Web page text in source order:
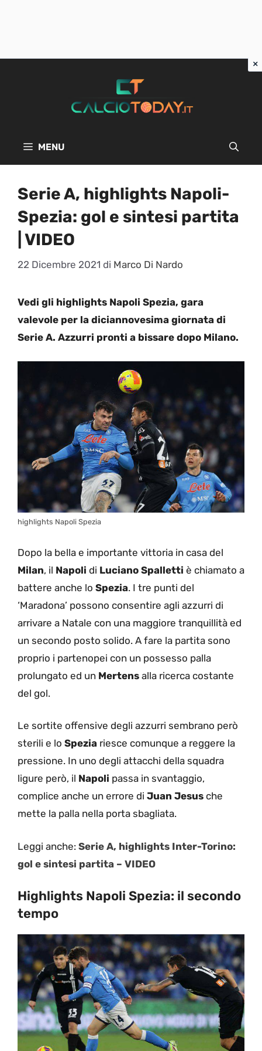
MENU
Serie A, highlights Napoli-
Spezia: gol e sintesi partita
| VIDEO
22 Dicembre 2021 di Marco Di Nardo
Vedi gli highlights Napoli Spezia, gara
valevole per la diciannovesima giornata di
Serie A. Azzurri pronti a bissare dopo Milano.
highlights Napoli Spezia
Dopo la bella e importante vittoria in casa del
Milan, il Napoli di Luciano Spalletti è chiamato a
battere anche lo Spezia. I tre punti del
‘Maradona’ possono consentire agli azzurri di
arrivare a Natale con una maggiore tranquillità ed
un secondo posto solido. A fare la partita sono
proprio i partenopei con un possesso palla
prolungato ed un Mertens alla ricerca costante
del gol.
Le sortite offensive degli azzurri sembrano però
sterili e lo Spezia riesce comunque a reggere la
pressione. In uno degli attacchi della squadra
ligure però, il Napoli passa in svantaggio,
complice anche un errore di Juan Jesus che
mette la palla nella porta sbagliata.
Leggi anche: Serie A, highlights Inter-Torino:
gol e sintesi partita – VIDEO
Highlights Napoli Spezia: il secondo
tempo